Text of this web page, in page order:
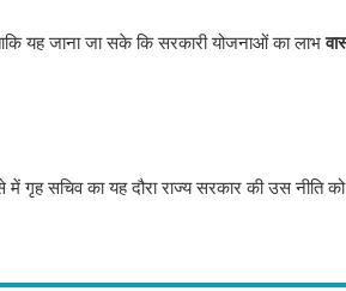
यह जाना जा सके कि सरकारी योजनाओं का लाभ
में गृह सचिव का यह दौरा राज्य सरकार की उस नीति